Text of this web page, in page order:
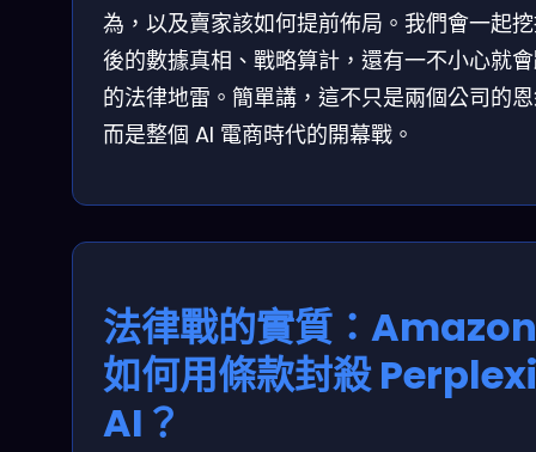
為，以及賣家該如何提前佈局。我們會一起
後的數據真相、戰略算計，還有一不小心就
的法律地雷。簡單講，這不只是兩個公司的
而是整個 AI 電商時代的開幕戰。
法律戰的實質：Amazon
如何用條款封殺
AI？